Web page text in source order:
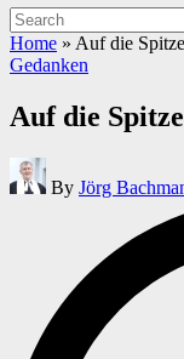
Search
for:
Home » Auf die
Posted
Gedanken
Auf die
Posted
by
By Jörg